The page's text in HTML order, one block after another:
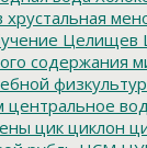
хрустальная
Целищев
содержания
центральное
цик циклон